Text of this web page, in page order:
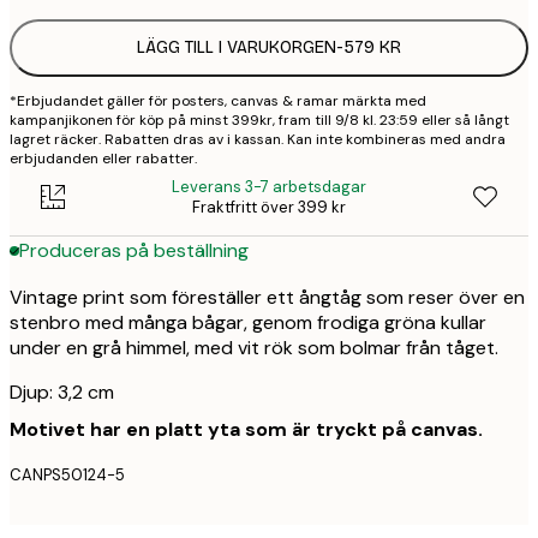
LÄGG TILL I VARUKORGEN-579 KR
*Erbjudandet gäller för posters, canvas & ramar märkta med
kampanjikonen för köp på minst 399kr, fram till 9/8 kl. 23:59 eller så långt
lagret räcker. Rabatten dras av i kassan. Kan inte kombineras med andra
erbjudanden eller rabatter.
Leverans 3-7 arbetsdagar
Fraktfritt över 399 kr
Produceras på beställning
Vintage print som föreställer ett ångtåg som reser över en
stenbro med många bågar, genom frodiga gröna kullar
under en grå himmel, med vit rök som bolmar från tåget.
Djup: 3,2 cm
Motivet har en platt yta som är tryckt på canvas.
CANPS50124-5